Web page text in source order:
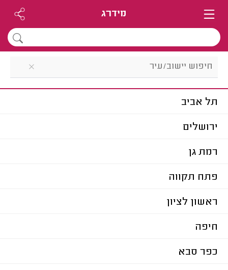
מידרג
תל אביב
ירושלים
רמת גן
פתח תקווה
ראשון לציון
חיפה
כפר סבא